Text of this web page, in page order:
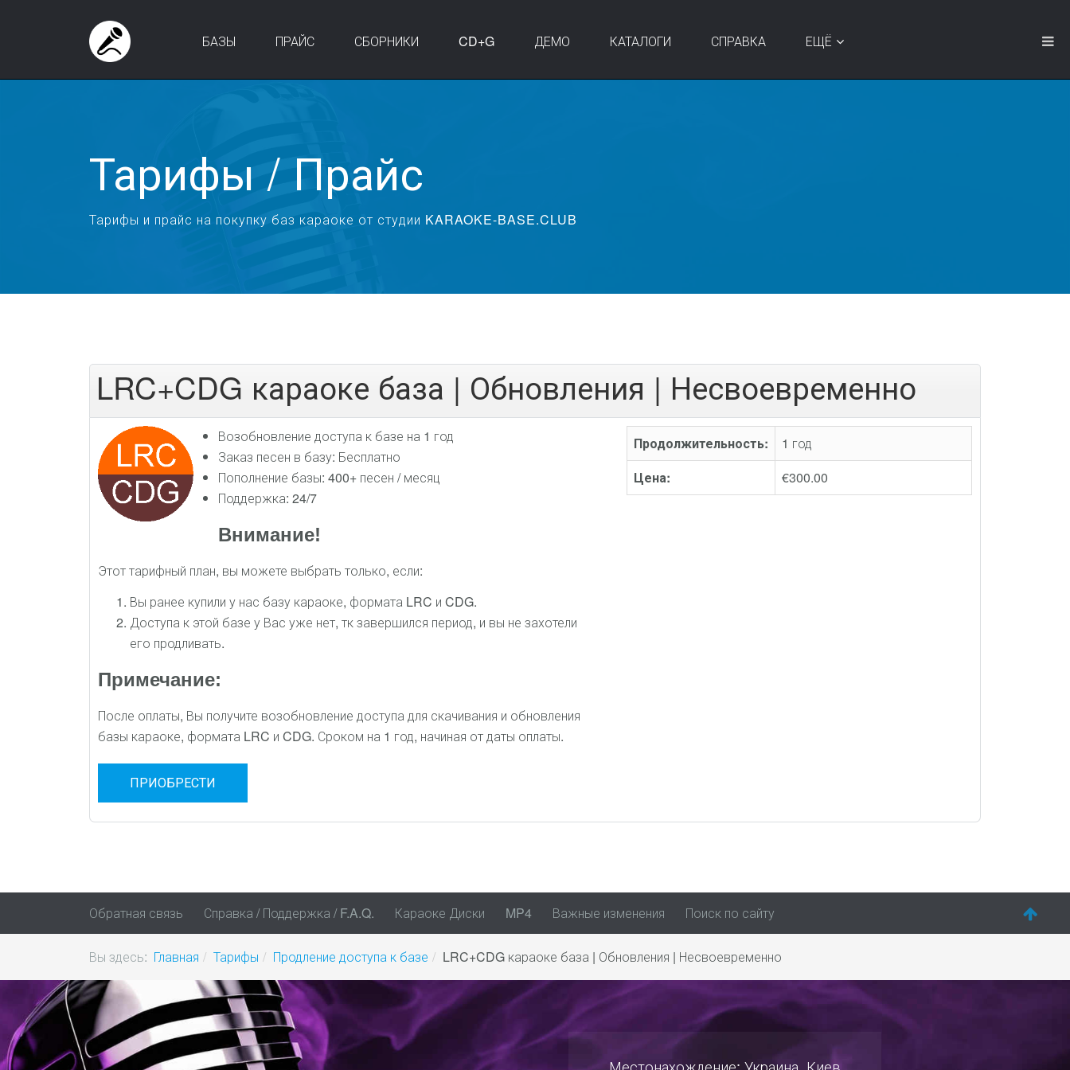
БАЗЫ ПРАЙС СБОРНИКИ CD+G ДЕМО КАТАЛОГИ СПРАВКА ЕЩЁ
Тарифы / Прайс
Тарифы и прайс на покупку баз караоке от студии KARAOKE-BASE.CLUB
LRC+CDG караоке база | Обновления | Несвоевременно
Возобновление доступа к базе на 1 год
Заказ песен в базу: Бесплатно
Пополнение базы: 400+ песен / месяц
Поддержка: 24/7
Внимание!
Этот тарифный план, вы можете выбрать только, если:
Вы ранее купили у нас базу караоке, формата LRC и CDG.
Доступа к этой базе у Вас уже нет, тк завершился период, и вы не захотели
его продливать.
Примечание:
После оплаты, Вы получите возобновление доступа для скачивания и обновления
базы караоке, формата LRC и CDG. Сроком на 1 год, начиная от даты оплаты.
Продолжительность:
1 год
Цена:
€300.00
ПРИОБРЕСТИ
Обратная связь Справка / Поддержка / F.A.Q. Караоке Диски MP4 Важные изменения Поиск по сайту
Вы здесь: Главная Тарифы Продление доступа к базе LRC+CDG караоке база | Обновления | Несвоевременно
Местонахождение: Украина, Киев